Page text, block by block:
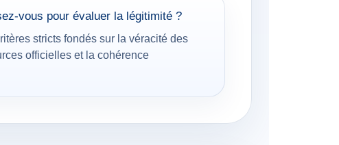
vous pour évaluer la légitimité ?
stricts fondés sur la véracité des
officielles et la cohérence